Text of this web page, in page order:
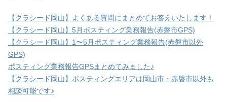
【クラシード岡山】よくある質問にまとめてお答えいたします！
【クラシード岡山】5月ポスティング業務報告(赤磐市GPS)
【クラシード岡山】1〜5月ポスティング業務報告(赤磐市以外
GPS)
ポスティング業務報告GPSまとめてみました♪
【クラシード岡山】ポスティングエリアは岡山市・赤磐市以外も
相談可能です♪